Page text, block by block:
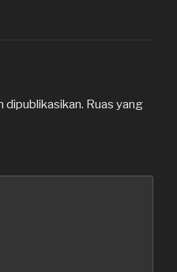
dipublikasikan. Ruas yang